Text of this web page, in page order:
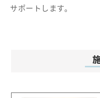
サポートします。